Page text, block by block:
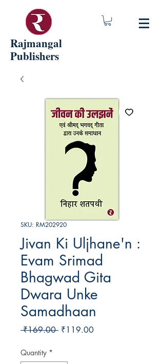
Rajmangal
Publishers
SKU: RM202920
Jivan Ki Uljhane'n :
Evam Srimad
Bhagwad Gita
Dwara Unke
Samadhaan
₹169.00 Regular
₹119.00Sale
Quantity *